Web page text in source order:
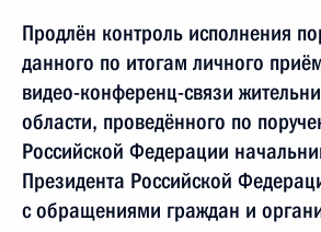
Продлён контроль исполнения
данного по итогам личного
видео-конференц-связи
области, проведённого по
Российской Федерации
Президента Российской
с обращениями граждан и